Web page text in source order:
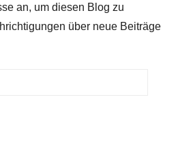
an, um diesen Blog zu
über neue Beiträge